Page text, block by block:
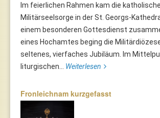
Im feierlichen Rahmen kam die katholische
Militärseelsorge in der St. Georgs-
einem besonderen Gottesdienst
eines Hochamtes beging die
seltenes, vierfaches Jubiläum. Im
liturgischen... Weiterlesen
Fronleichnam kurzgefasst